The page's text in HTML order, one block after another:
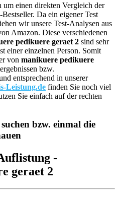
um einen direkten Vergleich der
-Bestseller. Da ein eigener Test
wir unsere Test-Analysen aus
Amazon. Diese verschiedenen
pedikuere geraet 2 sind sehr
einer einzelnen Person. Somit
von manikuere pedikuere
bzw.
entsprechend in unserer
Leistung.de finden Sie noch viel
Sie einfach auf der rechten
suchen bzw. einmal die
-
geraet 2